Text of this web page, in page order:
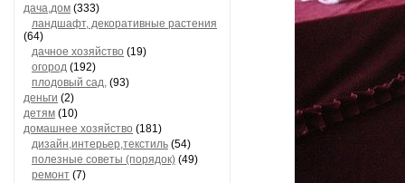
дача,дом (333)
ландшафт, декоративные растения
(64)
дачное хозяйство (19)
огород (192)
плодовый сад, (93)
деньги (2)
детям (10)
домашнее хозяйство (181)
дизайн,интерьер,текстиль (54)
полезные советы (порядок) (49)
ремонт (7)